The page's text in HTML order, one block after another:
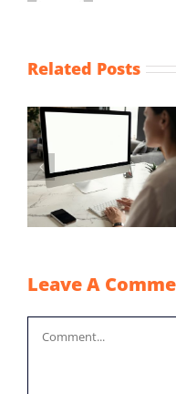
Related Posts
NOW-1
Leave A